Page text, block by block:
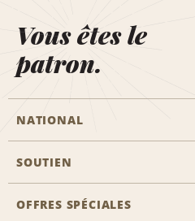
Vous êtes le
patron.
NATIONAL
Aviation générale
Emplacements Emerald Aisle
SOUTIEN
Clients ayant un handicap
OFFRES SPÉCIALES